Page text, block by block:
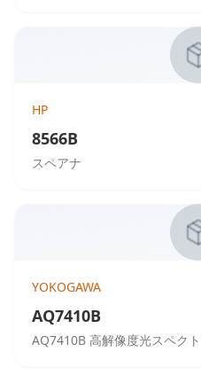
HP
8566B
スペアナ
YOKOGAWA
AQ7410B
AQ7410B 高解像度光スペク